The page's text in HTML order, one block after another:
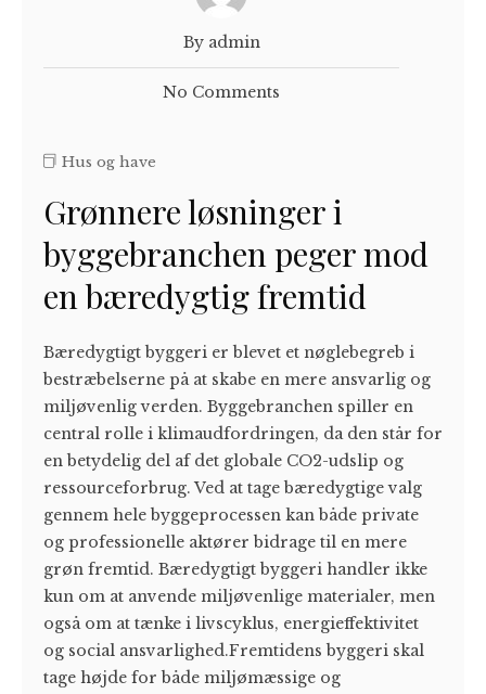
By admin
No Comments
Hus og have
Grønnere løsninger i
byggebranchen peger mod
en bæredygtig fremtid
Bæredygtigt byggeri er blevet et nøglebegreb i
bestræbelserne på at skabe en mere ansvarlig og
miljøvenlig verden. Byggebranchen spiller en
central rolle i klimaudfordringen, da den står for
en betydelig del af det globale CO2-udslip og
ressourceforbrug. Ved at tage bæredygtige valg
gennem hele byggeprocessen kan både private
og professionelle aktører bidrage til en mere
grøn fremtid. Bæredygtigt byggeri handler ikke
kun om at anvende miljøvenlige materialer, men
også om at tænke i livscyklus, energieffektivitet
og social ansvarlighed.Fremtidens byggeri skal
tage højde for både miljømæssige og